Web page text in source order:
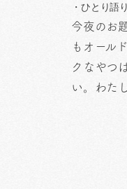
・ひとり語
今夜のお
もオール
クなやつ
い。わた